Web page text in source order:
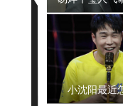
小沈阳最近